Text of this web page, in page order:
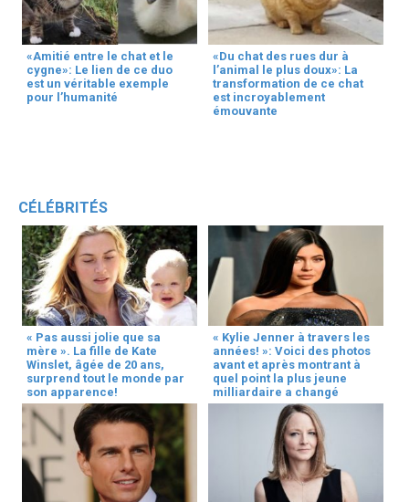
«Amitié entre le chat et le
cygne»: Le lien de ce duo
est un véritable exemple
pour l’humanité
«Du chat des rues dur à
l’animal le plus doux»: La
transformation de ce chat
est incroyablement
émouvante
CÉLÉBRITÉS
« Pas aussi jolie que sa
mère ». La fille de Kate
Winslet, âgée de 20 ans,
surprend tout le monde par
son apparence!
« Kylie Jenner à travers les
années! »: Voici des photos
avant et après montrant à
quel point la plus jeune
milliardaire a changé